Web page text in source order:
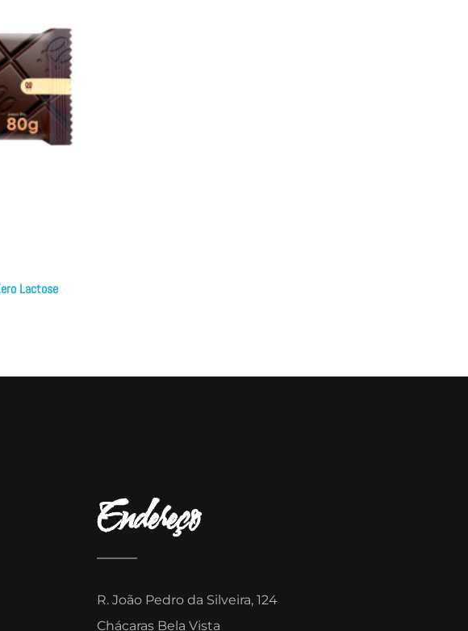
Lactose
Endereço
R. João Pedro da Silveira, 124
Chácaras Bela Vista